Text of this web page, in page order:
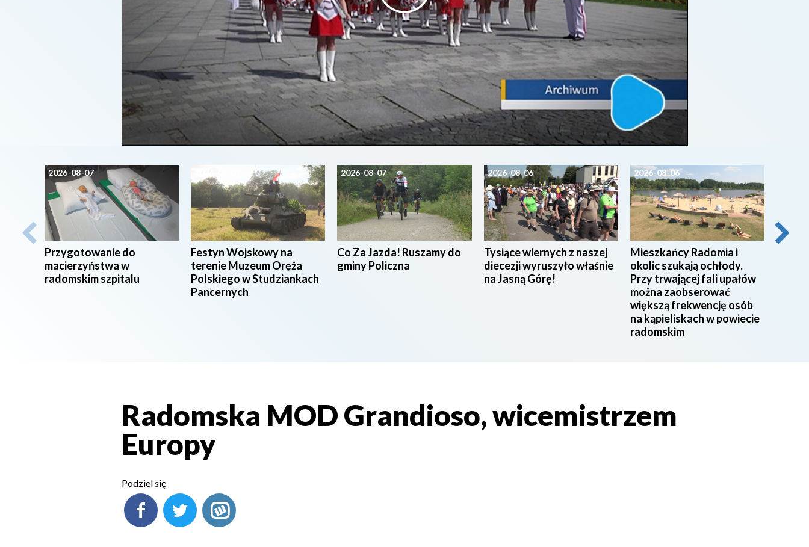
2026-08-07
Przygotowanie do
macierzyństwa w
radomskim szpitalu
Festyn Wojskowy na
terenie Muzeum Oręża
Polskiego w Studziankach
Pancernych
2026-08-07
Co Za Jazda! Ruszamy do
gminy Policzna
2026-08-06
Tysiące wiernych z naszej
diecezji wyruszyło właśnie
na Jasną Górę!
2026-08-06
Mieszkańcy Radomia i
okolic szukają ochłody.
Przy trwającej fali upałów
można zaobserować
większą frekwencję osób
na kąpieliskach w powiecie
radomskim
Radomska MOD Grandioso, wicemistrzem
Europy
Podziel się